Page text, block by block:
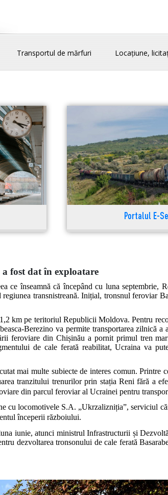
Transportul de mărfuri Locațiune,
Portalul E-
fost dat în exploatare
ce înseamnă că începând cu luna septembrie,
transnistreană. Inițial, tronsnul feroviar
km pe teritoriul Republicii Moldova. Pentru
Berezino va permite transportarea zilnică
feroviare din Chișinău a pornit primul tren
de cale ferată reabilitat, Ucraina va
mai multe subiecte de interes comun. Printre
tranzitului trenurilor prin stația Reni fără a
din parcul feroviar al Ucrainei pentru
cu locomotivele S.A. „Ukrzalizniția”, serviciul
începerii războiului.
iunie, atunci ministrul Infrastructurii și
dezvoltarea tronsonului de cale ferată